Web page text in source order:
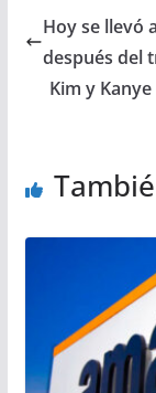
Hoy se llevó
después del
Kim y